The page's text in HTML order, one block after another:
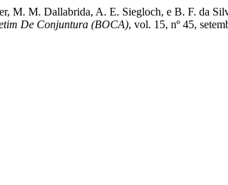
M. M. Dallabrida, A. E. Siegloch, e B. F.
De Conjuntura (BOCA), vol. 15, nº 45,